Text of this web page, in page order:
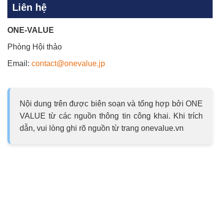
Liên hệ
ONE-VALUE
Phòng Hội thảo
Email: contact@onevalue.jp
Nội dung trên được biên soạn và tổng hợp bởi ONE
VALUE từ các nguồn thông tin công khai. Khi trích
dẫn, vui lòng ghi rõ nguồn từ trang onevalue.vn